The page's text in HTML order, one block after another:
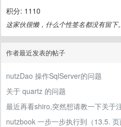
积分: 1110
这家伙很懒，什么个性签名都没有留下。
作者最近发表的帖子
nutzDao 操作SqlServer的问题
关于 quartz 的问题